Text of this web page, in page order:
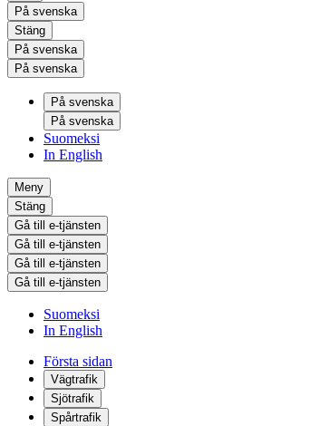
På svenska
Stäng
På svenska
På svenska
På svenska
På svenska
Suomeksi
In English
Meny
Stäng
Gå till e-tjänsten
Gå till e-tjänsten
Gå till e-tjänsten
Gå till e-tjänsten
Suomeksi
In English
Första sidan
Vägtrafik
Sjötrafik
Spårtrafik